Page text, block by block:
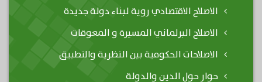
الاصلاح الاقتصادي روية لبناء دولة جديدة
الاصلاح البرلماني المسيرة و المعوقات
الاصلاحات الحكومية بين النظرية والتطبيق
حوار حول الدين والدولة